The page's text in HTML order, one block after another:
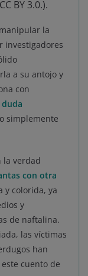
BY 3.0.).
la
investigadores
a su antojo y
con
simplemente
la verdad
con otra
y colorida, ya
y
de naftalina.
las víctimas
han
cuento de